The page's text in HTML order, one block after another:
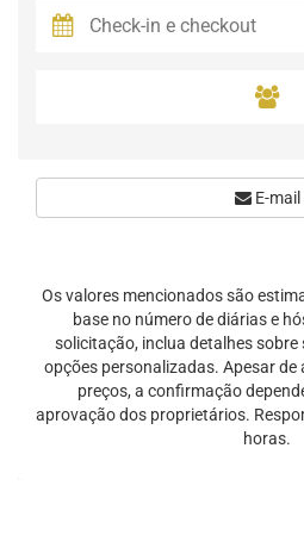
E-mail
Os valores mencionados são
base no número de diárias e
solicitação, inclua detalhes sobre
opções personalizadas. Apesar
preços, a confirmação
aprovação dos proprietários.
horas.